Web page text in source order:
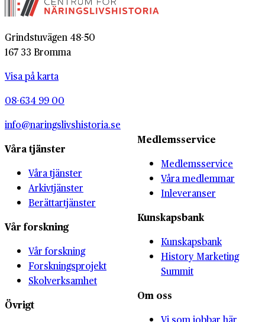
Grindstuvägen 48-50
167 33 Bromma
Visa på karta
08-634 99 00
info@naringslivshistoria.se
Våra tjänster
Våra tjänster
Arkivtjänster
Berättartjänster
Vår forskning
Vår forskning
Forskningsprojekt
Skolverksamhet
Övrigt
Medlemsservice
Medlemsservice
Våra medlemmar
Inleveranser
Kunskapsbank
Kunskapsbank
History Marketing
Summit
Om oss
Vi som jobbar här